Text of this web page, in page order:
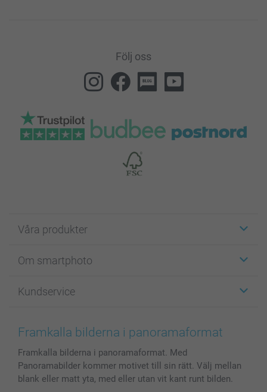
Följ oss
Våra produkter
Fotokort
Fotoböcker
Bilder, Fotoförstoring & Fotohäften
MyNameBook
Fotoalmanackor & Fotoagenda
Om smartphoto
För affiliates
Cookie Policy
Villkor och garantier
Investor Relations
Kundservice
smartgaranti
Priser & betalning
Status på beställningar
Framkalla bilderna i panoramaformat
Framkalla bilderna i panoramaformat. Med
Panoramabilder kommer motivet till sin rätt. Välj mellan
blank eller matt yta, med eller utan vit kant runt bilden.